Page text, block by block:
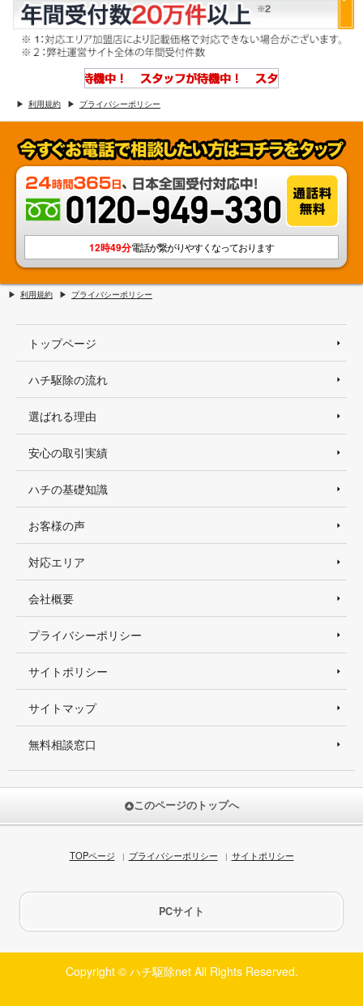
利用規約 プライバシーポリシー
12時49分電話が繋がりやすくなっております
利用規約 プライバシーポリシー
トップページ
ハチ駆除の流れ
選ばれる理由
安心の取引実績
ハチの基礎知識
お客様の声
対応エリア
会社概要
プライバシーポリシー
サイトポリシー
サイトマップ
無料相談窓口
このページのトップへ
TOPページ プライバシーポリシー サイトポリシー
PCサイト
Copyright © ハチ駆除net All Rights Reserved.